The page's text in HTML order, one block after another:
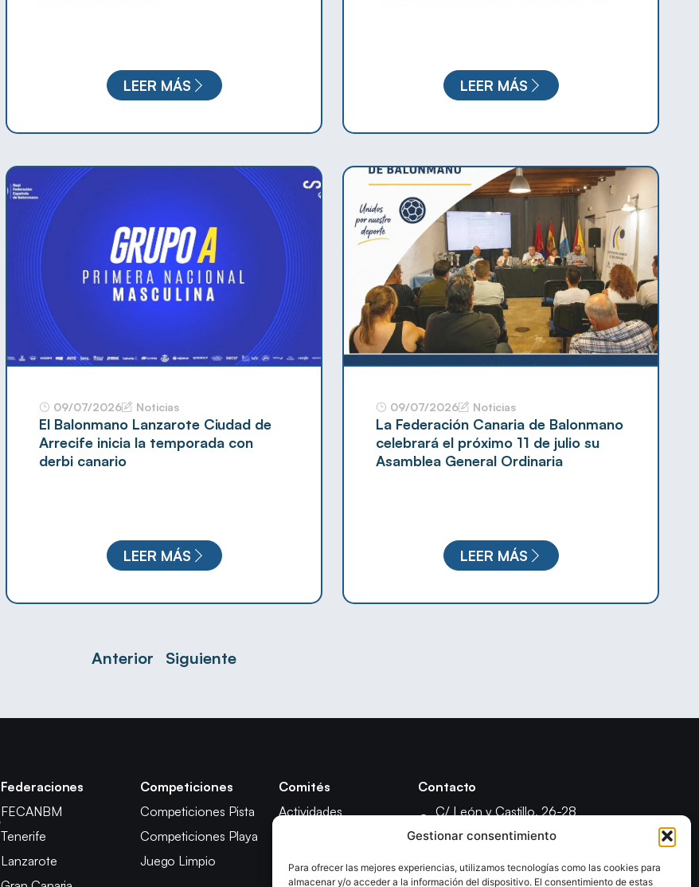
Gestionar consentimiento
Para ofrecer las mejores experiencias, utilizamos tecnologías como las cookies para
almacenar y/o acceder a la información del dispositivo. El consentimiento de estas
LEER MÁS LEER MÁS
09/07/2026 Noticias
El Balonmano Lanzarote Ciudad de
Arrecife inicia la temporada con
derbi canario
LEER MÁS
09/07/2026 Noticias
La Federación Canaria de Balonmano
celebrará el próximo 11 de julio su
Asamblea General Ordinaria
LEER MÁS
Anterior Siguiente
Federaciones
FECANBM
Tenerife
Lanzarote
Competiciones
Competiciones Pista
Competiciones Playa
Juego Limpio
Comités
Actividades
Árbitros
Contacto
C/ León y Castillo, 26-28
35003 - Las Palmas de Gran Canaria
formacionfecanbm@gmail.com